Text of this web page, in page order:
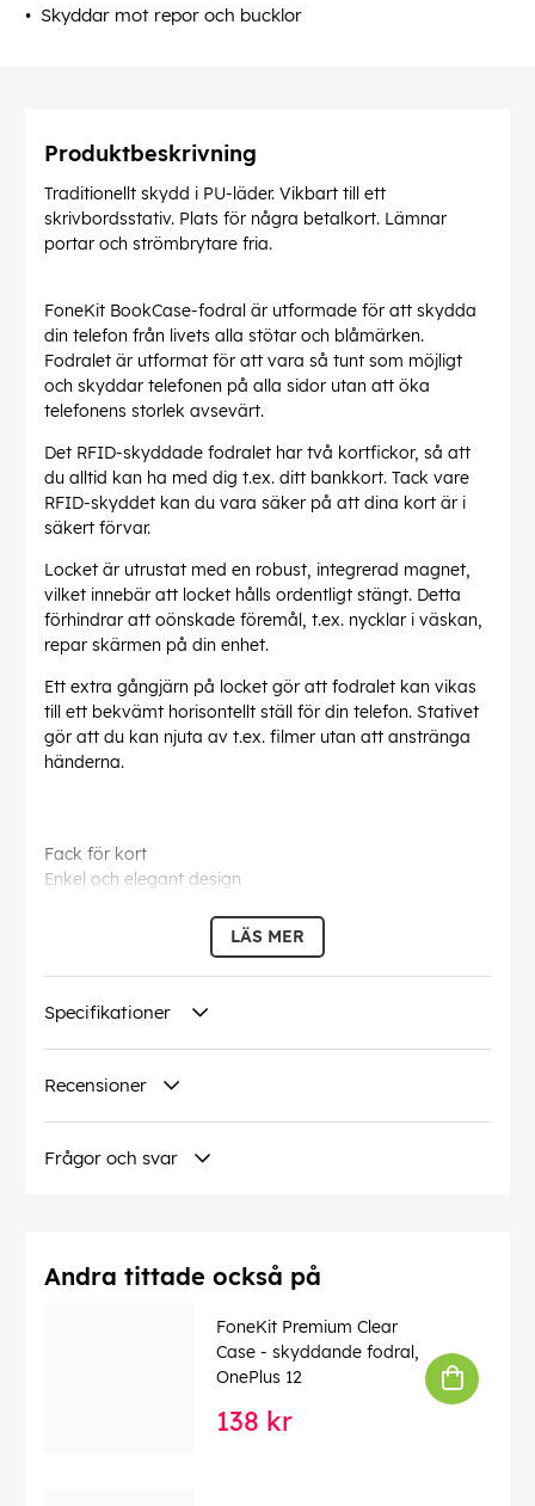
Skyddar mot repor och bucklor
Produktbeskrivning
Traditionellt skydd i PU-läder. Vikbart till ett
skrivbordsstativ. Plats för några betalkort. Lämnar
portar och strömbrytare fria.
FoneKit BookCase-fodral är utformade för att skydda
din telefon från livets alla stötar och blåmärken.
Fodralet är utformat för att vara så tunt som möjligt
och skyddar telefonen på alla sidor utan att öka
telefonens storlek avsevärt.
Det RFID-skyddade fodralet har två kortfickor, så att
du alltid kan ha med dig t.ex. ditt bankkort. Tack vare
RFID-skyddet kan du vara säker på att dina kort är i
säkert förvar.
Locket är utrustat med en robust, integrerad magnet,
vilket innebär att locket hålls ordentligt stängt. Detta
förhindrar att oönskade föremål, t.ex. nycklar i väskan,
repar skärmen på din enhet.
Ett extra gångjärn på locket gör att fodralet kan vikas
till ett bekvämt horisontellt ställ för din telefon. Stativet
gör att du kan njuta av t.ex. filmer utan att anstränga
händerna.
Fack för kort
Enkel och elegant design
Fälls ihop till ett bordsstativ
Skyddar mot repor och stötar
LÄS MER
Specifikationer
Recensioner
Frågor och svar
Andra tittade också på
FoneKit Premium Clear
Case - skyddande fodral,
OnePlus 12
138 kr